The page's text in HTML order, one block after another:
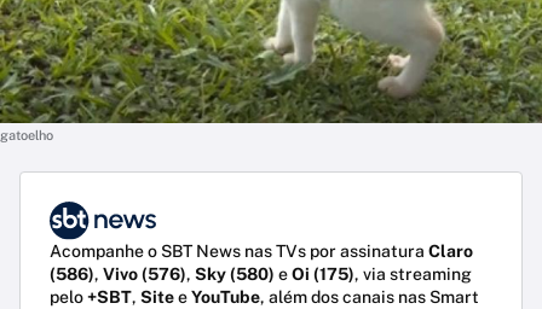
gatoelho
Acompanhe o SBT News nas TVs por assinatura Claro
(586), Vivo (576), Sky (580) eOi (175), via streaming
pelo+SBT, SiteeYouTube, além dos canais nas Smart